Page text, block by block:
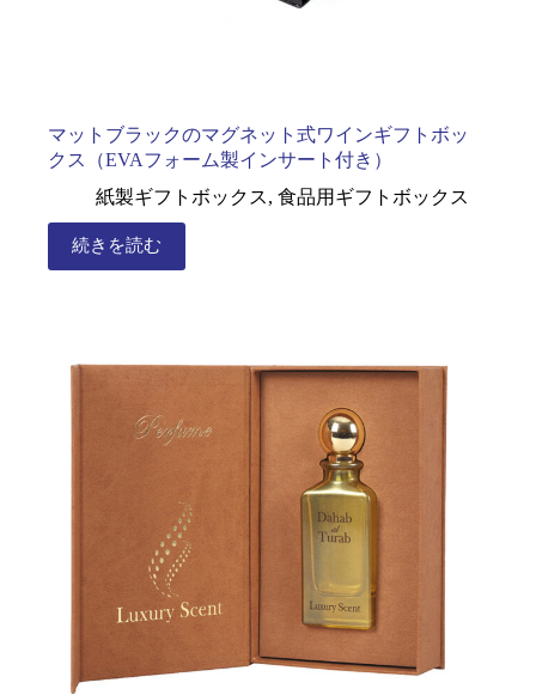
マットブラックのマグネット式ワインギフトボッ
クス（EVAフォーム製インサート付き）
紙製ギフトボックス, 食品用ギフトボックス
続きを読む